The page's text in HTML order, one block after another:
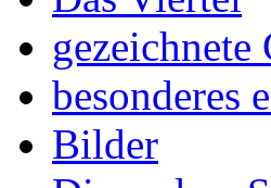
gezeichnete
besonderes
Bilder